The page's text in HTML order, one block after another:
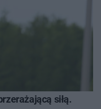
siłą.